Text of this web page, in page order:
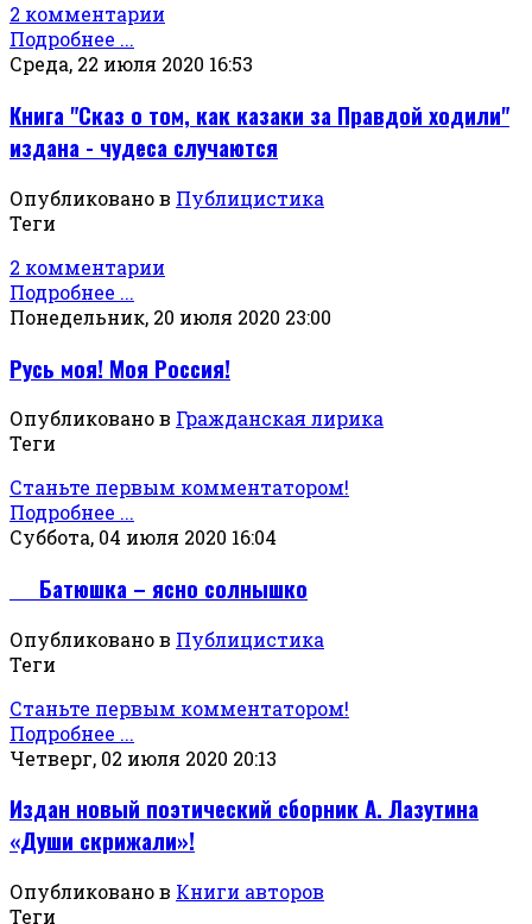
2 комментарии
Подробнее ...
Среда, 22 июля 2020 16:53
Книга "Сказ о том, как казаки за Правдой ходили"
издана - чудеса случаются
Опубликовано в Публицистика
Теги
2 комментарии
Подробнее ...
Понедельник, 20 июля 2020 23:00
Русь моя! Моя Россия!
Опубликовано в Гражданская лирика
Теги
Станьте первым комментатором!
Подробнее ...
Суббота, 04 июля 2020 16:04
Батюшка – ясно солнышко
Опубликовано в Публицистика
Теги
Станьте первым комментатором!
Подробнее ...
Четверг, 02 июля 2020 20:13
Издан новый поэтический сборник А. Лазутина
«Души скрижали»!
Опубликовано в Книги авторов
Теги